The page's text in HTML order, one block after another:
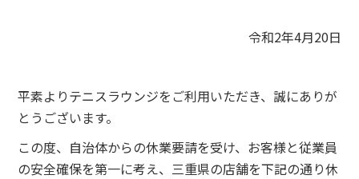
令和2年4月20日
平素よりテニスラウンジをご利用いただき、誠にありが
とうございます。
この度、自治体からの休業要請を受け、お客様と従業員
の安全確保を第一に考え、三重県の店舗を下記の通り休